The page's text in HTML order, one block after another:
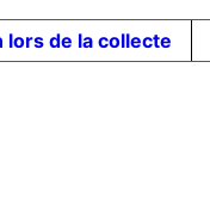
lors de la collecte